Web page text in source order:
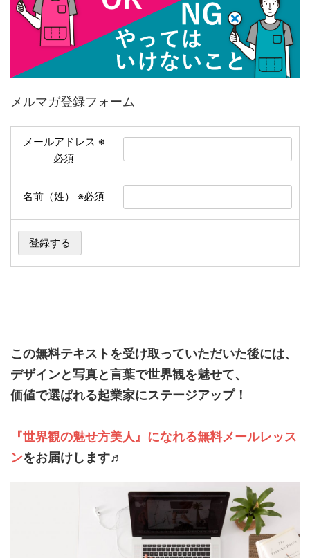
メルマガ登録フォーム
メールアドレス ※
必須
名前（姓） ※必須
この無料テキストを受け取っていただいた後には、
デザインと写真と言葉で世界観を魅せて、
価値で選ばれる起業家にステージアップ！
『世界観の魅せ方美人』になれる無料メールレッス
ンをお届けします♬